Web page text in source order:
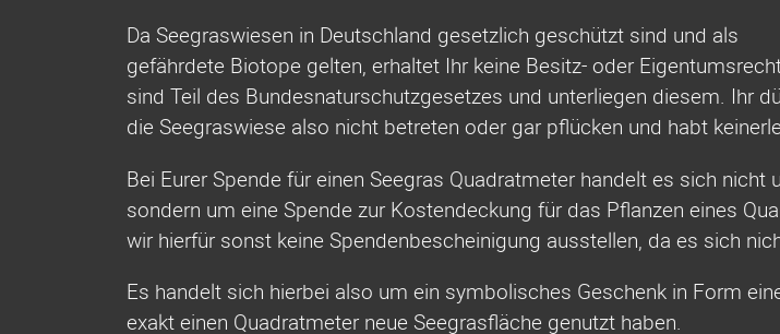
Da Seegraswiesen in Deutschland gesetzlich geschützt sind und als
gefährdete Biotope gelten, erhaltet Ihr keine Besitz- oder
sind Teil des Bundesnaturschutzgesetzes und unterliegen diesem. Ihr
die Seegraswiese also nicht betreten oder gar pflücken und habt
Bei Eurer Spende für einen Seegras Quadratmeter handelt es sich
sondern um eine Spende zur Kostendeckung für das Pflanzen eines
wir hierfür sonst keine Spendenbescheinigung ausstellen, da es sich
Es handelt sich hierbei also um ein symbolisches Geschenk in Form
exakt einen Quadratmeter neue Seegrasfläche genutzt haben.